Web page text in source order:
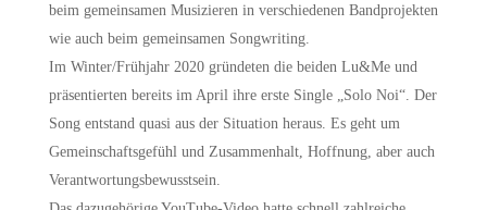
beim gemeinsamen Musizieren in verschiedenen Bandprojekten
wie auch beim gemeinsamen Songwriting.
Im Winter/Frühjahr 2020 gründeten die beiden Lu&Me und
präsentierten bereits im April ihre erste Single „Solo Noi“. Der
Song entstand quasi aus der Situation heraus. Es geht um
Gemeinschaftsgefühl und Zusammenhalt, Hoffnung, aber auch
Verantwortungsbewusstsein.